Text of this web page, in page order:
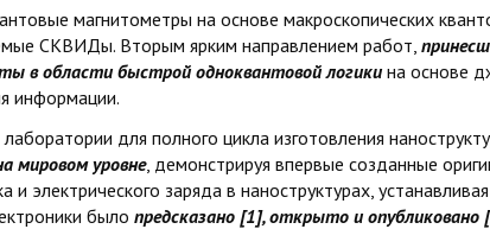
магнитометры на основе макроскопических
СКВИДы. Вторым ярким направлением работ,
в области быстрой одноквантовой логики на основе
информации.
для полного цикла изготовления
мировом уровне, демонстрируя впервые созданные
электрического заряда в наноструктурах,
было предсказано [1], открыто и опубликовано